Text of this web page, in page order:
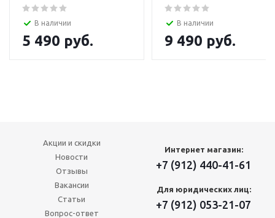
В наличии
5 490 руб.
В наличии
9 490 руб.
Акции и скидки
Новости
Отзывы
Вакансии
Статьи
Вопрос-ответ
Интернет магазин:
+7 (912) 440-41-61
Для юридических лиц:
+7 (912) 053-21-07